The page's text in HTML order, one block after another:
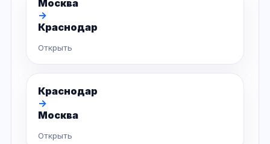
Москва
→
Краснодар
Открыть
Краснодар
→
Москва
Открыть